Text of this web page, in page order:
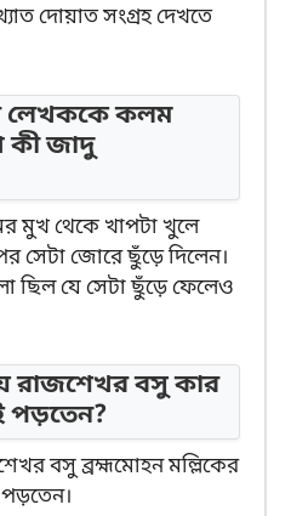
দোয়াত সংগ্রহ দেখতে
লেখককে কলম
কী জাদু
মুখ থেকে খাপটা খুলে
সেটা জোরে ছুঁড়ে দিলেন।
ছিল যে সেটা ছুঁড়ে ফেলেও
রাজশেখর বসু কার
পড়তেন?
বসু ব্রহ্মমোহন মল্লিকের
পড়তেন।